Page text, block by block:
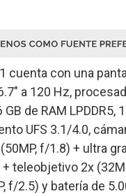
cuenta con una
a 120 Hz,
GB de RAM LPDDR5,
UFS 3.1/4.0,
f/1.8) + ultra
+ teleobjetivo 2x
f/2.5) y batería de